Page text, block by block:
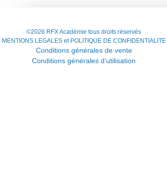
©2026 RFX Académie tous droits réservés
MENTIONS LEGALES et POLITIQUE DE CONFIDENTIALITE
Conditions générales de vente
Conditions générales d’utilisation